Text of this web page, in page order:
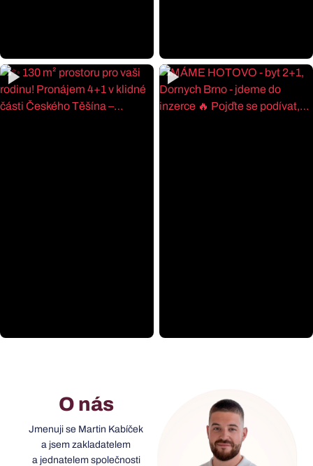
O nás
Jmenuji se Martin Kabíček
a jsem zakladatelem
a jednatelem společnosti